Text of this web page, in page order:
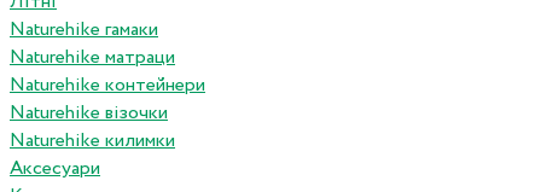
Naturehike гамаки
Naturehike матраци
Naturehike контейнери
Naturehike візочки
Naturehike килимки
Аксесуари